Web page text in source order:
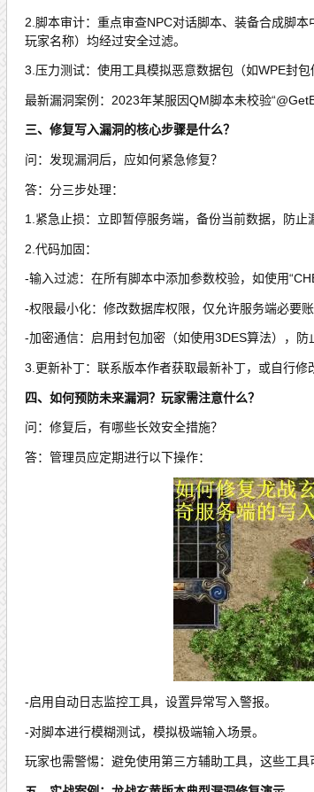
2.脚本审计：重点审查NPC对话脚本、装备合成脚
玩家名称）均经过安全过滤。
3.压力测试：使用工具模拟恶意数据包（如WPE封
最新漏洞案例：2023年某服因QM脚本未校验
三、修复写入漏洞的核心步骤是什么？
问：发现漏洞后，应如何紧急修复？
答：分三步处理：
1.紧急止损：立即暂停服务端，备份当前数据，防止
2.代码加固：
-输入过滤：在所有脚本中添加参数校验，如使用
-权限最小化：修改数据库权限，仅允许服务端必要账
-加密通信：启用封包加密（如使用3DES算法），防
3.更新补丁：联系版本作者获取最新补丁，或自行修
四、如何预防未来漏洞？玩家需注意什么？
问：修复后，有哪些长效安全措施？
答：管理员应定期进行以下操作：
-启用自动日志监控工具，设置异常写入警报。
-对脚本进行模糊测试，模拟极端输入场景。
玩家也需警惕：避免使用第三方辅助工具，这些工具